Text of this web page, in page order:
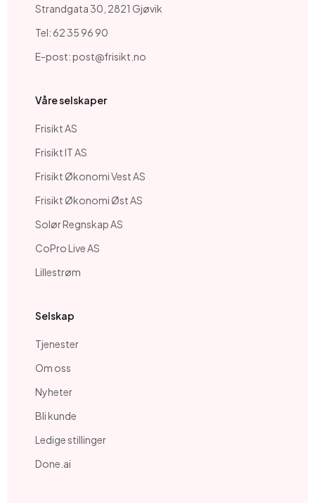
Strandgata 30, 2821 Gjøvik
Tel: 62 35 96 90
E-post: post@frisikt.no
Våre selskaper
Frisikt AS
Frisikt IT AS
Frisikt Økonomi Vest AS
Frisikt Økonomi Øst AS
Solør Regnskap AS
CoPro Live AS
Lillestrøm
Selskap
Tjenester
Om oss
Nyheter
Bli kunde
Ledige stillinger
Done.ai